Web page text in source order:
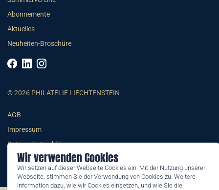
Wir verwenden Cookies
Wir setzen auf dieser Webseite Cookies ein. Mit der Nutzung unserer
Webseite, stimmen Sie der Verwendung von Cookies zu. Weitere
Information dazu, wie wir Cookies einsetzen, und wie Sie die
Abonnemente
Aktuelles
Neuheiten-Broschüre
© 2026 PHILATELIE LIECHTENSTEIN
AGB
Impressum
Datenschutzerklärung